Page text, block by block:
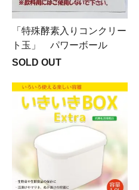
「特殊酵素入りコンクリー
ト玉」 パワーボール
SOLD OUT